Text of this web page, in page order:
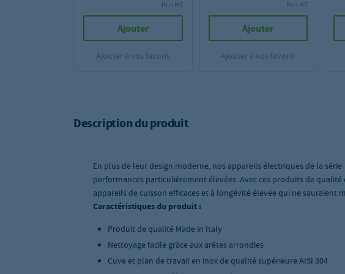
Prix HT
Ajouter
Ajouter à vos favoris
Prix HT
Ajouter
Ajouter à vos favoris
Description du produit
En plus de leur design moderne, nos appareils électriques de la
performances particulièrement élevées. Avec ces produits de
appareils de cuisson efficaces et à longévité élevée qui ne
Caractéristiques du produit :
Produit de qualité Made in Italy
Nettoyage facile grâce aux arêtes arrondies
Cuve et plan de travail en inox de qualité supérieure AISI 304